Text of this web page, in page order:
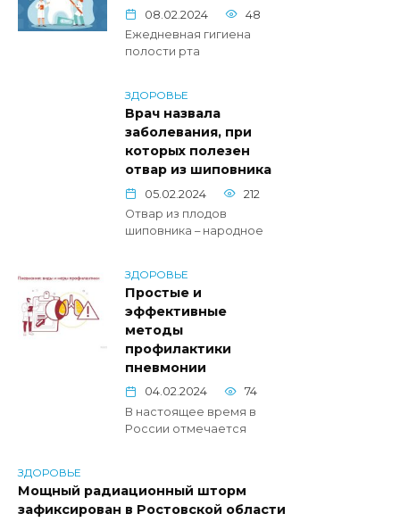
08.02.2024
48
Ежедневная гигиена
полости рта
ЗДОРОВЬЕ
Врач назвала
заболевания, при
которых полезен
отвар из шиповника
05.02.2024
212
Отвар из плодов
шиповника – народное
ЗДОРОВЬЕ
Простые и
эффективные
методы
профилактики
пневмонии
04.02.2024
74
В настоящее время в
России отмечается
ЗДОРОВЬЕ
Мощный радиационный шторм
зафиксирован в Ростовской области